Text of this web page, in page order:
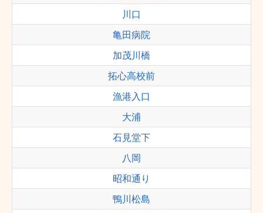
川口
亀田病院
加茂川橋
拓心高校前
漁港入口
大浦
石見堂下
八岡
昭和通り
鴨川松島